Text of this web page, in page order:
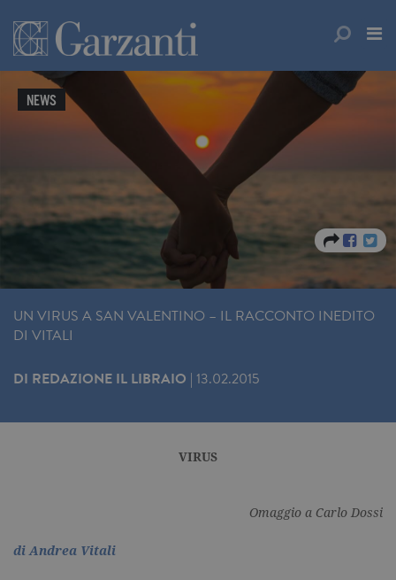
NEWS
UN VIRUS A SAN VALENTINO – IL RACCONTO INEDITO
DI VITALI
DI REDAZIONE IL LIBRAIO | 13.02.2015
VIRUS
Omaggio a Carlo Dossi
di Andrea Vitali